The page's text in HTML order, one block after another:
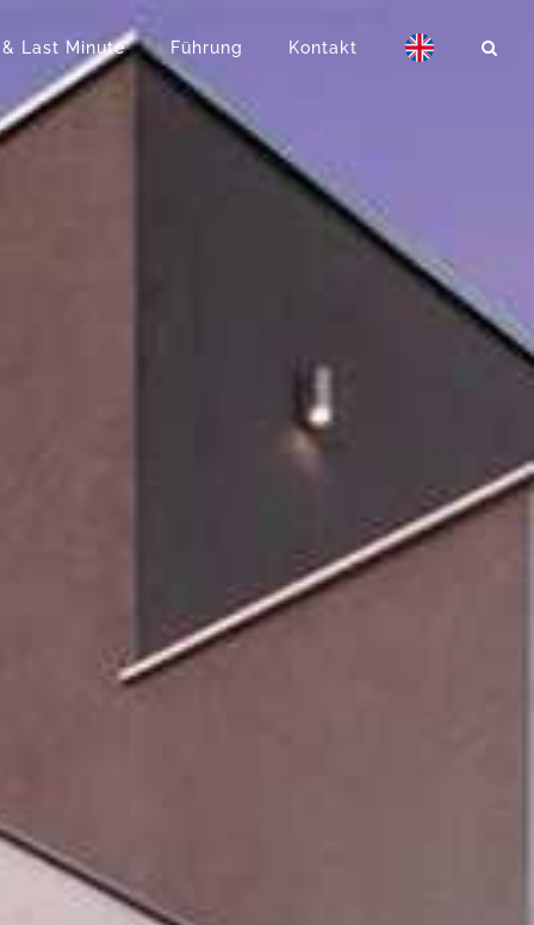
Last Minute Führung Kontakt